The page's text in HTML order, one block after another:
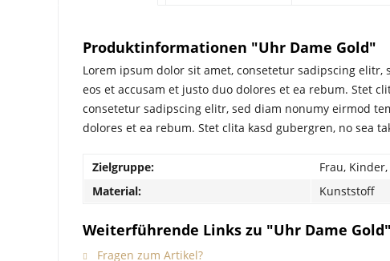
Produktinformationen "Uhr Dame Gold"
Lorem ipsum dolor sit amet, consetetur sadipscing
eos et accusam et justo duo dolores et ea rebum. Stet
consetetur sadipscing elitr, sed diam nonumy eirmod
dolores et ea rebum. Stet clita kasd gubergren, no sea
Zielgruppe:
Frau,
Material:
Kunststoff
Weiterführende Links zu "Uhr Dame Gold"
Fragen zum Artikel?